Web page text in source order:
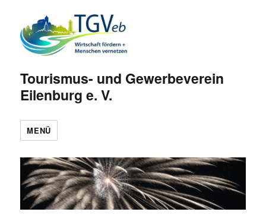
Tourismus- und Gewerbeverein
Eilenburg e. V.
MENÜ